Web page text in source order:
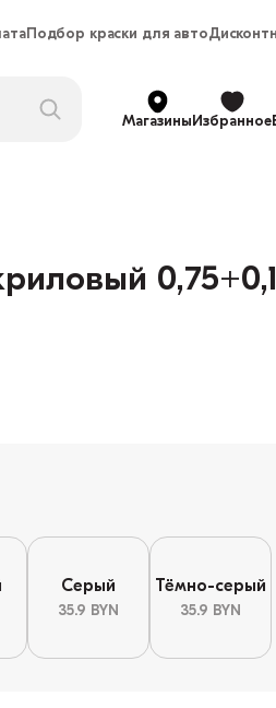
Подбор краски для авто
МагазиныИзбранное
Серый
35.9 BYN
Тёмно-серый
35.9 BYN